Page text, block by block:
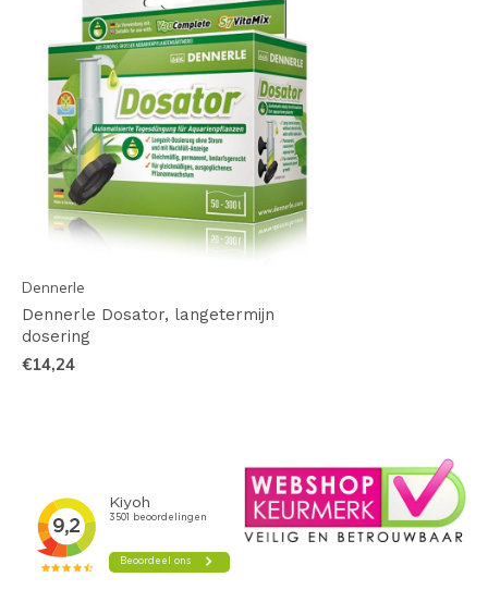
Dennerle
Dennerle Dosator, langetermijn
dosering
€14,24